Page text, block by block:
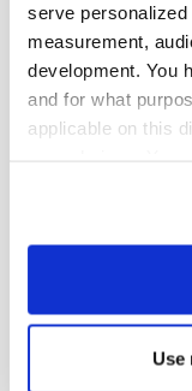
serve
measurement,
development. You
and for what
applicable on this
If you allow, we
Use
Petter Sandström
lakiasiainjohtaja
puh. 010 429 5761
sähköposti: